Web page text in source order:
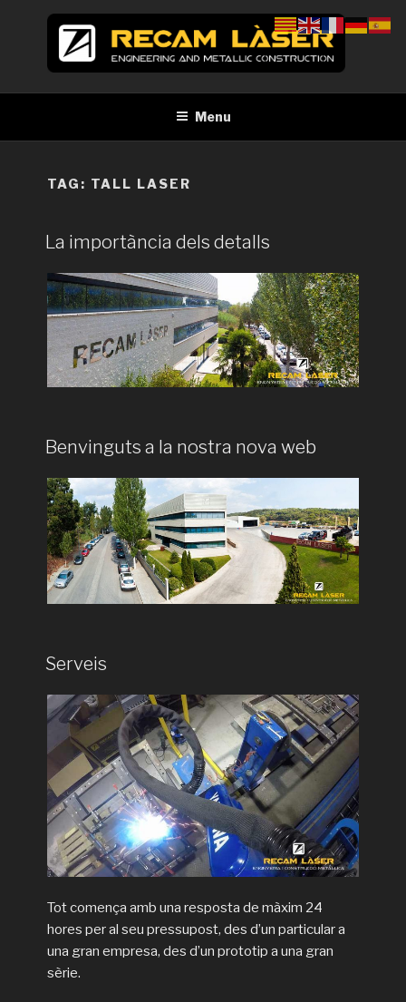
RECAM LÀSER
Menu
TAG: TALL LASER
La importància dels detalls
Benvinguts a la nostra nova web
Serveis
Tot comença amb una resposta de màxim 24
hores per al seu pressupost, des d’un particular a
una gran empresa, des d’un prototip a una gran
sèrie.